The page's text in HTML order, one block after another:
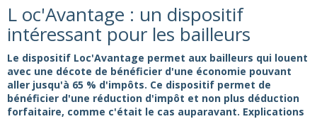
L oc'Avantage : un dispositif
intéressant pour les bailleurs
Le dispositif Loc'Avantage permet aux bailleurs qui louent
avec une décote de bénéficier d'une économie pouvant
aller jusqu'à 65 % d'impôts. Ce dispositif permet de
bénéficier d'une réduction d'impôt et non plus déduction
forfaitaire, comme c'était le cas auparavant. Explications